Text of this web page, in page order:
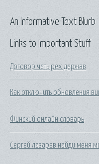
Links to Important Stuff
Договор четырех держав
Как отключить обновления
Финский онлайн словарь
Сергей лазарев найди меня
An Informative Text Blurb